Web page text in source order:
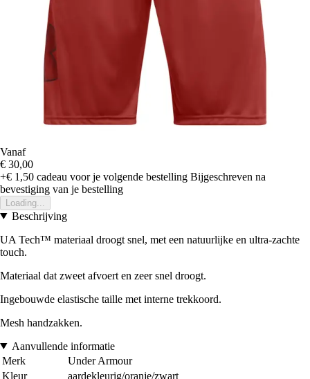
Vanaf
€ 30,00
+€ 1,50 cadeau voor je volgende bestelling Bijgeschreven na
bevestiging van je bestelling
Loading...
Beschrijving
UA Tech™ materiaal droogt snel, met een natuurlijke en ultra-zachte
touch.
Materiaal dat zweet afvoert en zeer snel droogt.
Ingebouwde elastische taille met interne trekkoord.
Mesh handzakken.
Aanvullende informatie
Merk
Under Armour
Kleur
aardekleurig/oranje/zwart